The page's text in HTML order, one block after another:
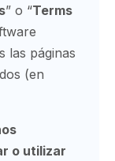
” o “Terms
las páginas
(en
o utilizar